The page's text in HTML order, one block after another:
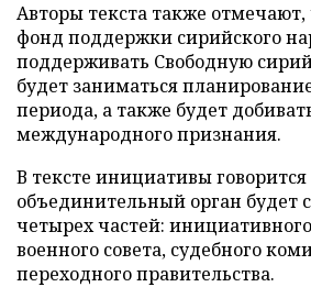
Авторы текста также
фонд поддержки сирийского
поддерживать Свободную
будет заниматься
периода, а также будет
международного признания.
В тексте инициативы
объединительный орган будет
четырех частей:
военного совета, судебного
переходного правительства.